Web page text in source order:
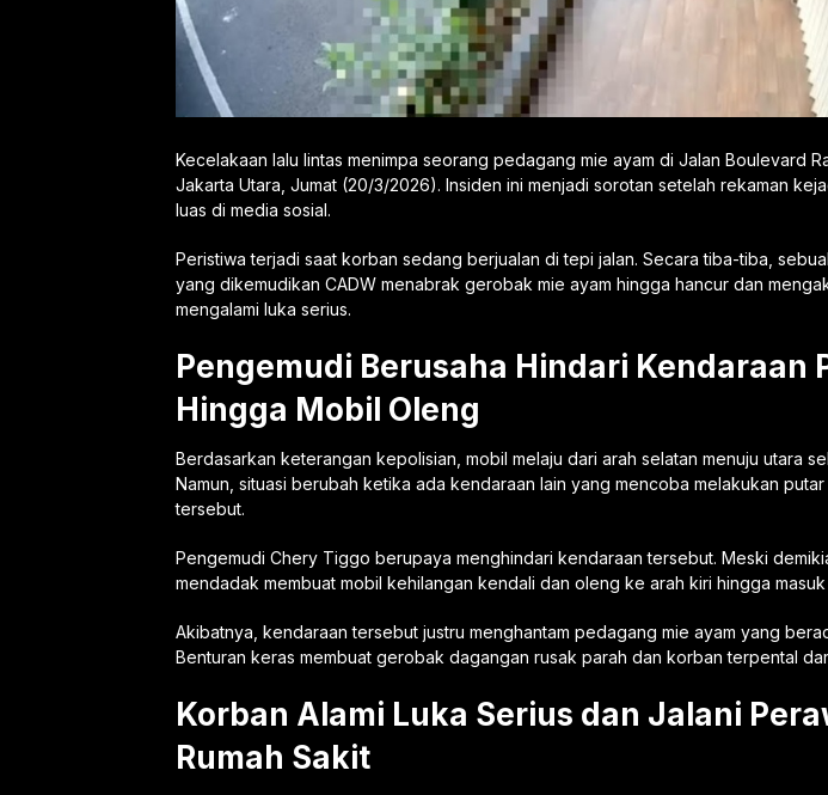
Kecelakaan lalu lintas menimpa seorang pedagang mie ayam di Jalan Boulevard
Jakarta Utara, Jumat (20/3/2026). Insiden ini menjadi sorotan setelah rekaman
luas di media sosial.
Peristiwa terjadi saat korban sedang berjualan di tepi jalan. Secara tiba-tiba,
yang dikemudikan CADW menabrak gerobak mie ayam hingga hancur dan
mengalami luka serius.
Pengemudi Berusaha Hindari Kendaraan
Hingga Mobil Oleng
Berdasarkan keterangan kepolisian, mobil melaju dari arah selatan menuju utara
Namun, situasi berubah ketika ada kendaraan lain yang mencoba melakukan
tersebut.
Pengemudi Chery Tiggo berupaya menghindari kendaraan tersebut. Meski
mendadak membuat mobil kehilangan kendali dan oleng ke arah kiri hingga
Akibatnya, kendaraan tersebut justru menghantam pedagang mie ayam yang
Benturan keras membuat gerobak dagangan rusak parah dan korban terpental
Korban Alami Luka Serius dan Jalani
Rumah Sakit